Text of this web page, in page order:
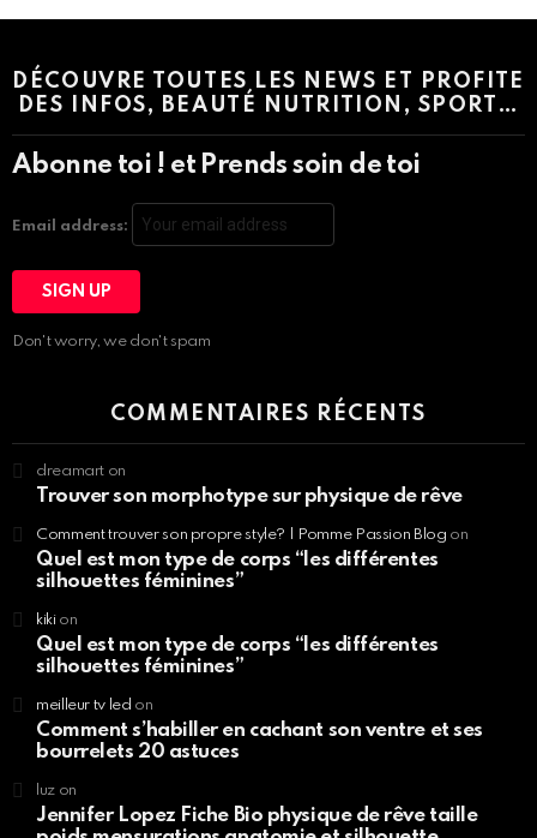
DÉCOUVRE TOUTES LES NEWS ET PROFITE
DES INFOS, BEAUTÉ NUTRITION, SPORT…
Abonne toi ! et Prends soin de toi
Email address:
Don't worry, we don't spam
COMMENTAIRES RÉCENTS
dreamart on
Trouver son morphotype sur physique de rêve
Comment trouver son propre style? | Pomme Passion Blog on
Quel est mon type de corps “les différentes
silhouettes féminines”
kikion
Quel est mon type de corps “les différentes
silhouettes féminines”
meilleur tv led on
Comment s’habiller en cachant son ventre et ses
bourrelets 20 astuces
luzon
Jennifer Lopez Fiche Bio physique de rêve taille